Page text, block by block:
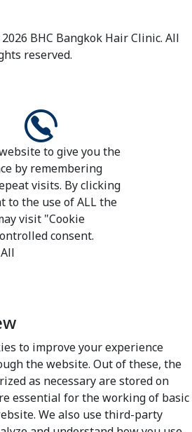
BHC Bangkok Hair Clinic. All
reserved.
to give you the
by remembering
visits. By clicking
to the use of ALL the
visit "Cookie
consent.
to improve your experience
the website. Out of these, the
as necessary are stored on
essential for the working of basic
We also use third-party